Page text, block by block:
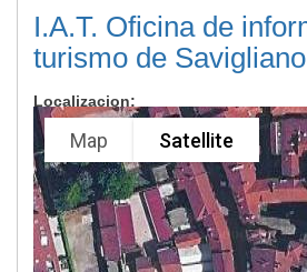
I.A.T. Oficina de
turismo de Savigliano
Localizacion:
Map Satellite